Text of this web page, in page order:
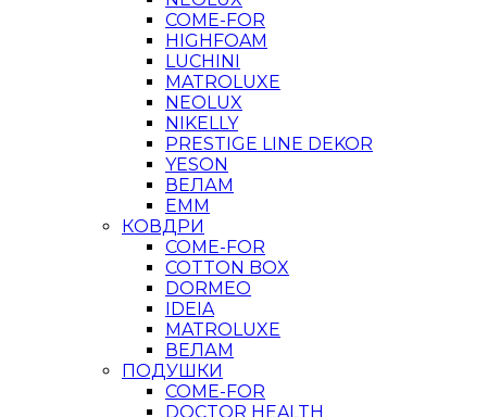
COME-FOR
HIGHFOAM
LUCHINI
MATROLUXE
NEOLUX
NIKELLY
PRESTIGE LINE DEKOR
YESON
ВЕЛАМ
ЕММ
КОВДРИ
COME-FOR
COTTON BOX
DORMEO
IDEIA
MATROLUXE
ВЕЛАМ
ПОДУШКИ
COME-FOR
DOCTOR HEALTH